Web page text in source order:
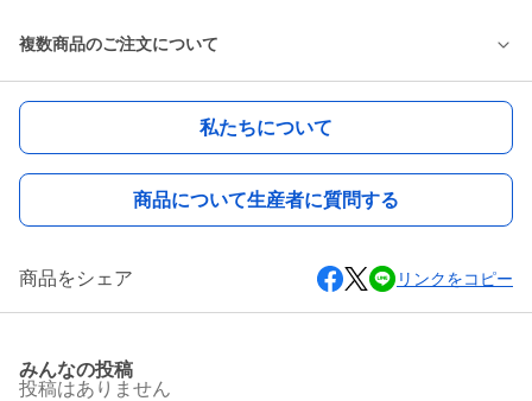
複数商品のご注文について
私たちについて
商品について生産者に質問する
商品をシェア リンクをコピー
みんなの投稿
投稿はありません